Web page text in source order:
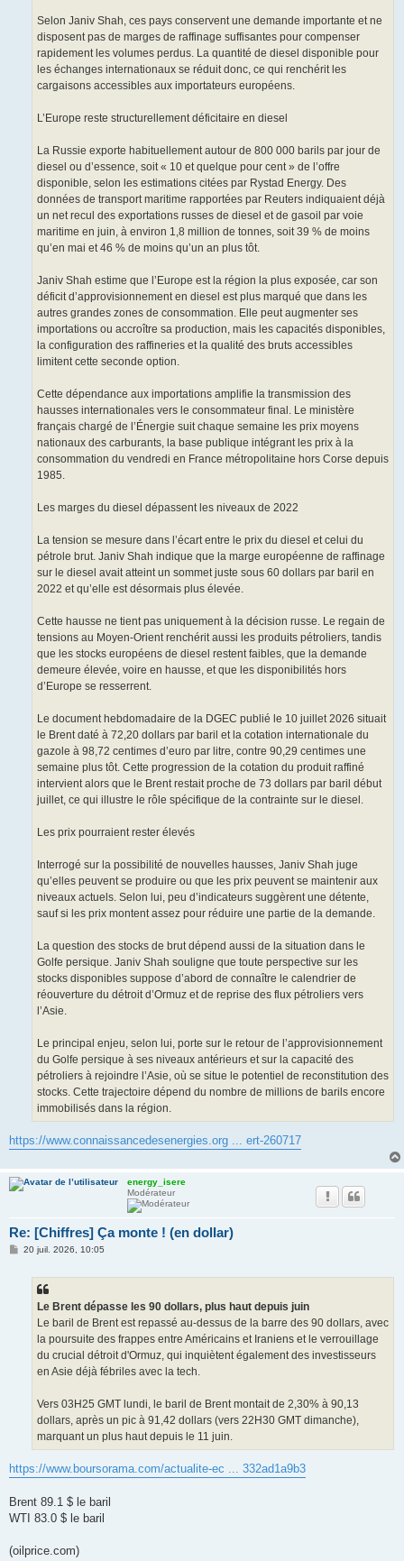
Selon Janiv Shah, ces pays conservent une demande importante et ne
disposent pas de marges de raffinage suffisantes pour compenser
rapidement les volumes perdus. La quantité de diesel disponible pour
les échanges internationaux se réduit donc, ce qui renchérit les
cargaisons accessibles aux importateurs européens.
L’Europe reste structurellement déficitaire en diesel
La Russie exporte habituellement autour de 800 000 barils par jour de
diesel ou d’essence, soit « 10 et quelque pour cent » de l’offre
disponible, selon les estimations citées par Rystad Energy. Des
données de transport maritime rapportées par Reuters indiquaient déjà
un net recul des exportations russes de diesel et de gasoil par voie
maritime en juin, à environ 1,8 million de tonnes, soit 39 % de moins
qu’en mai et 46 % de moins qu’un an plus tôt.
Janiv Shah estime que l’Europe est la région la plus exposée, car son
déficit d’approvisionnement en diesel est plus marqué que dans les
autres grandes zones de consommation. Elle peut augmenter ses
importations ou accroître sa production, mais les capacités disponibles,
la configuration des raffineries et la qualité des bruts accessibles
limitent cette seconde option.
Cette dépendance aux importations amplifie la transmission des
hausses internationales vers le consommateur final. Le ministère
français chargé de l’Énergie suit chaque semaine les prix moyens
nationaux des carburants, la base publique intégrant les prix à la
consommation du vendredi en France métropolitaine hors Corse depuis
1985.
Les marges du diesel dépassent les niveaux de 2022
La tension se mesure dans l’écart entre le prix du diesel et celui du
pétrole brut. Janiv Shah indique que la marge européenne de raffinage
sur le diesel avait atteint un sommet juste sous 60 dollars par baril en
2022 et qu’elle est désormais plus élevée.
Cette hausse ne tient pas uniquement à la décision russe. Le regain de
tensions au Moyen-Orient renchérit aussi les produits pétroliers, tandis
que les stocks européens de diesel restent faibles, que la demande
demeure élevée, voire en hausse, et que les disponibilités hors
d’Europe se resserrent.
Le document hebdomadaire de la DGEC publié le 10 juillet 2026 situait
le Brent daté à 72,20 dollars par baril et la cotation internationale du
gazole à 98,72 centimes d’euro par litre, contre 90,29 centimes une
semaine plus tôt. Cette progression de la cotation du produit raffiné
intervient alors que le Brent restait proche de 73 dollars par baril début
juillet, ce qui illustre le rôle spécifique de la contrainte sur le diesel.
Les prix pourraient rester élevés
Interrogé sur la possibilité de nouvelles hausses, Janiv Shah juge
qu’elles peuvent se produire ou que les prix peuvent se maintenir aux
niveaux actuels. Selon lui, peu d’indicateurs suggèrent une détente,
sauf si les prix montent assez pour réduire une partie de la demande.
La question des stocks de brut dépend aussi de la situation dans le
Golfe persique. Janiv Shah souligne que toute perspective sur les
stocks disponibles suppose d’abord de connaître le calendrier de
réouverture du détroit d’Ormuz et de reprise des flux pétroliers vers
l’Asie.
Le principal enjeu, selon lui, porte sur le retour de l’approvisionnement
du Golfe persique à ses niveaux antérieurs et sur la capacité des
pétroliers à rejoindre l’Asie, où se situe le potentiel de reconstitution des
stocks. Cette trajectoire dépend du nombre de millions de barils encore
immobilisés dans la région.
https://www.connaissancedesenergies.org ... ert-260717
energy_isere
Modérateur
Re: [Chiffres] Ça monte ! (en dollar)
M20 juil. 2026, 10:05
Le Brent dépasse les 90 dollars, plus haut depuis juin
Le baril de Brent est repassé au-dessus de la barre des 90 dollars, avec
la poursuite des frappes entre Américains et Iraniens et le verrouillage
du crucial détroit d'Ormuz, qui inquiètent également des investisseurs
en Asie déjà fébriles avec la tech.
Vers 03H25 GMT lundi, le baril de Brent montait de 2,30% à 90,13
dollars, après un pic à 91,42 dollars (vers 22H30 GMT dimanche),
marquant un plus haut depuis le 11 juin.
https://www.boursorama.com/actualite-ec ... 332ad1a9b3
Brent 89.1 $ le baril
WTI 83.0 $ le baril
(oilprice.com)